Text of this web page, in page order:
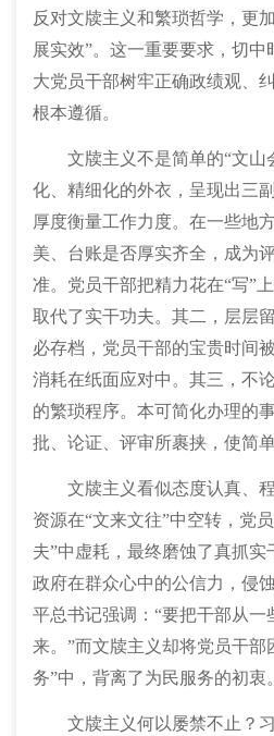
反对文牍主义和繁琐哲学，更
展实效”。这一重要要求，切
大党员干部树牢正确政绩观、
根本遵循。
文牍主义不是简单的“文山
化、精细化的外衣，呈现出三
厚度衡量工作力度。在一些地
美、台账是否厚实齐全，成为
准。党员干部把精力花在“写”
取代了实干功夫。其二，层层
必存档，党员干部的宝贵时间
消耗在纸面应对中。其三，不
的繁琐程序。本可简化办理的
批、论证、评审所裹挟，使简
文牍主义看似态度认真、
资源在“文来文往”中空转，党
夫”中虚耗，最终磨蚀了真抓
政府在群众心中的公信力，侵
平总书记强调：“要把干部从一
来。”而文牍主义却将党员干部
务”中，背离了为民服务的初衷。
文牍主义何以屡禁不止？